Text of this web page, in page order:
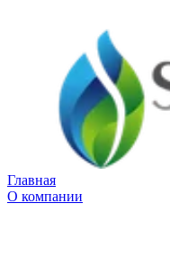
Главная
О компании